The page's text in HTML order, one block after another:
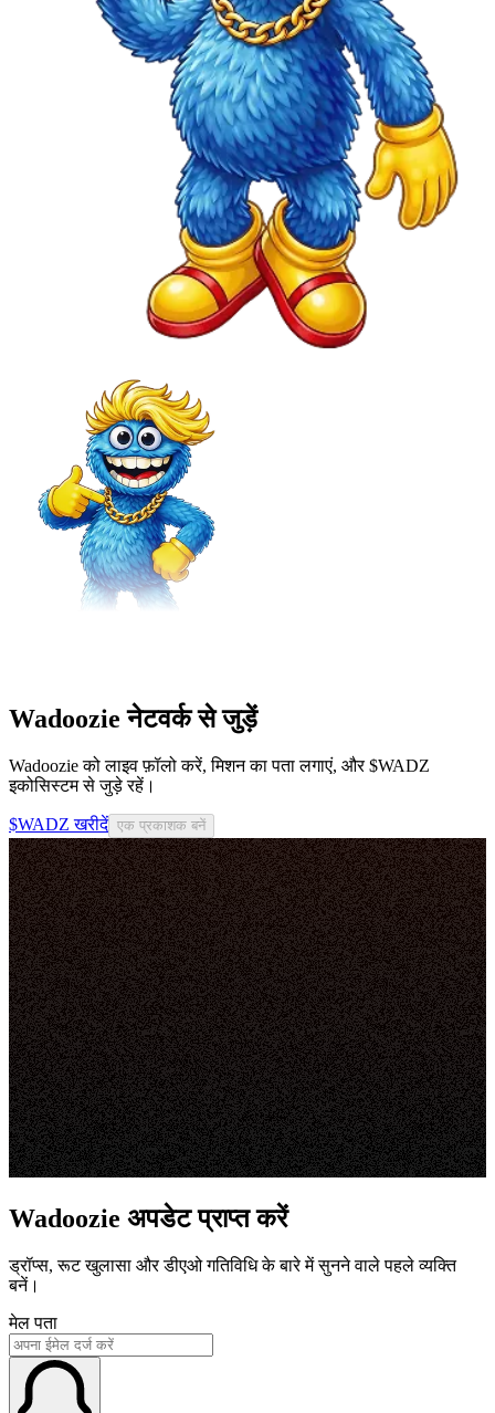
Wadoozie नेटवर्क से जुड़ें
Wadoozie को लाइव फ़ॉलो करें, मिशन का पता लगाएं, और $WADZ
इकोसिस्टम से जुड़े रहें।
$WADZ खरीदें एक प्रकाशक बनें
Wadoozie अपडेट प्राप्त करें
ड्रॉप्स, रूट खुलासा और डीएओ गतिविधि के बारे में सुनने वाले पहले व्यक्ति
बनें।
मेल पता